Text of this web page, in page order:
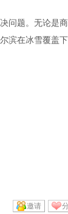
问题。无论是
滨在冰雪覆盖下
邀请